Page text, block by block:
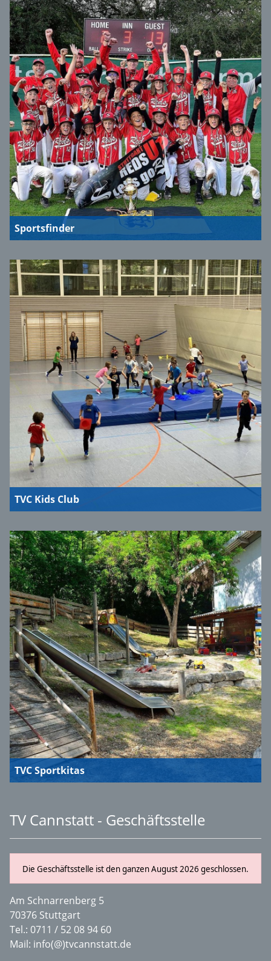
Sportsfinder
TVC Kids Club
TVC Sportkitas
TV Cannstatt - Geschäftsstelle
Die Geschäftsstelle ist den ganzen August 2026 geschlossen.
Am Schnarrenberg 5
70376 Stuttgart
Tel.: 0711 / 52 08 94 60
Mail: info(@)tvcannstatt.de